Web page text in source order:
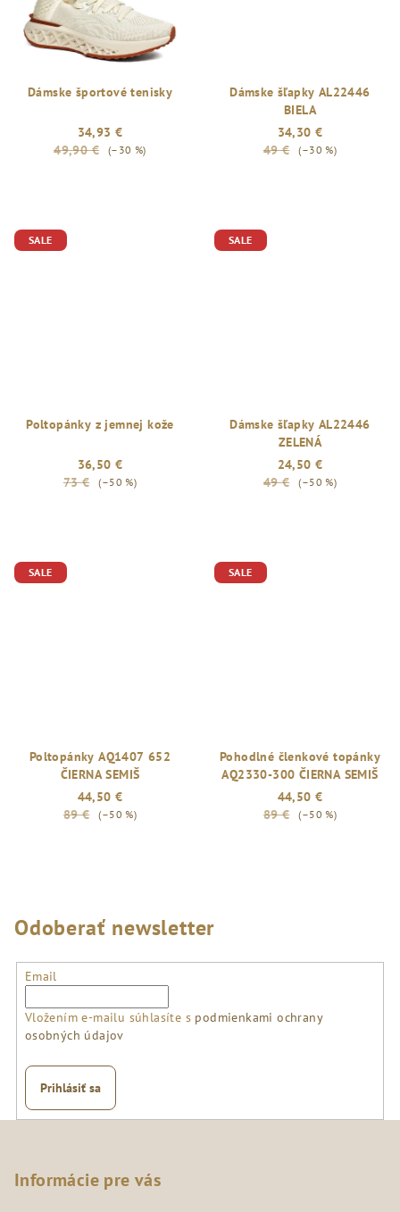
Dámske športové tenisky
34,93 €
49,90 €
(–30 %)
Dámske šľapky AL22446
BIELA
34,30 €
49 €
(–30 %)
SALE
Poltopánky z jemnej kože
36,50 €
73 €
(–50 %)
SALE
Dámske šľapky AL22446
ZELENÁ
24,50 €
49 €
(–50 %)
SALE
Poltopánky AQ1407 652
ČIERNA SEMIŠ
44,50 €
89 €
(–50 %)
SALE
Pohodlné členkové topánky
AQ2330-300 ČIERNA SEMIŠ
44,50 €
89 €
(–50 %)
Odoberať newsletter
Email
Vložením e-mailu súhlasíte s podmienkami ochrany
osobných údajov
Prihlásiť sa
Informácie pre vás